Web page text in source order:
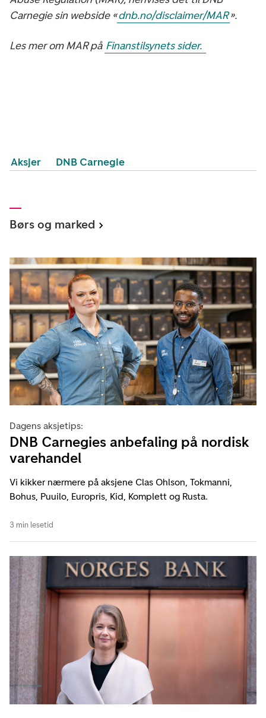
Carnegie sin webside «dnb.no/disclaimer/MAR».
Les mer om MAR på Finanstilsynets sider.
Aksjer DNB Carnegie
Børs og marked
Dagens aksjetips:
DNB Carnegies anbefaling på nordisk
varehandel
Vi kikker nærmere på aksjene Clas Ohlson, Tokmanni,
Bohus, Puuilo, Europris, Kid, Komplett og Rusta.
3 min lesetid